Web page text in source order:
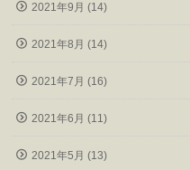
2021年9月 (14)
2021年8月 (14)
2021年7月 (16)
2021年6月 (11)
2021年5月 (13)